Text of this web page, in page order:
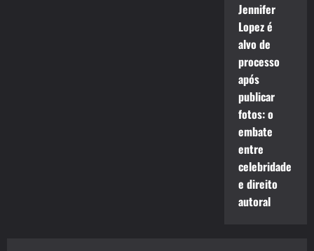
Jennifer
Lopez é
alvo de
processo
após
publicar
fotos: o
embate
entre
celebridade
e direito
autoral